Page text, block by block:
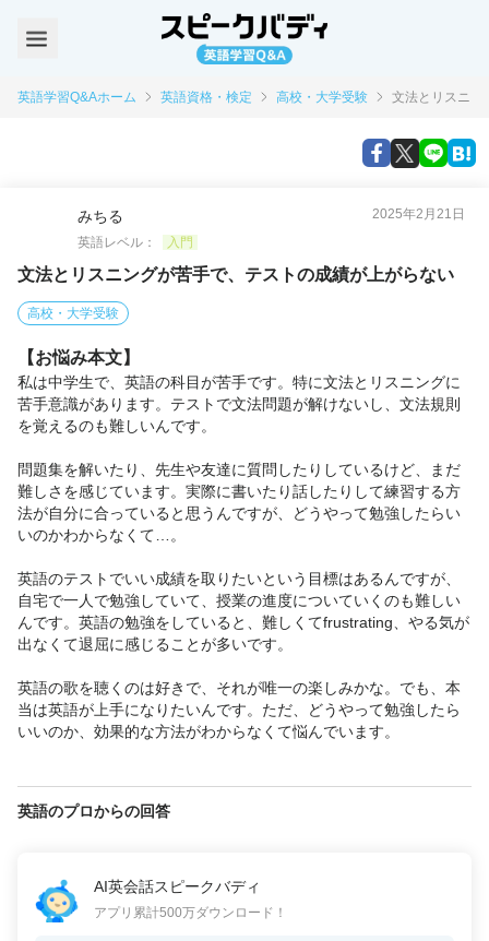
英語学習Q&Aホーム 英語資格・検定 高校・大学受験 文法とリスニン
みちる
2025年2月21日
英語レベル：
入門
文法とリスニングが苦手で、テストの成績が上がらない
高校・大学受験
【お悩み本文】
私は中学生で、英語の科目が苦手です。特に文法とリスニングに
苦手意識があります。テストで文法問題が解けないし、文法規則
を覚えるのも難しいんです。
問題集を解いたり、先生や友達に質問したりしているけど、まだ
難しさを感じています。実際に書いたり話したりして練習する方
法が自分に合っていると思うんですが、どうやって勉強したらい
いのかわからなくて…。
英語のテストでいい成績を取りたいという目標はあるんですが、
自宅で一人で勉強していて、授業の進度についていくのも難しい
んです。英語の勉強をしていると、難しくてfrustrating、やる気が
出なくて退屈に感じることが多いです。
英語の歌を聴くのは好きで、それが唯一の楽しみかな。でも、本
当は英語が上手になりたいんです。ただ、どうやって勉強したら
いいのか、効果的な方法がわからなくて悩んでいます。
英語のプロからの回答
AI英会話スピークバディ
アプリ累計500万ダウンロード！